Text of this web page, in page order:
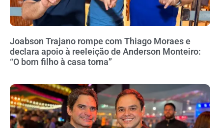
Joabson Trajano rompe com Thiago Moraes e
declara apoio à reeleição de Anderson Monteiro:
“O bom filho à casa torna”